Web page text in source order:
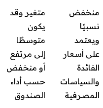
منخفض
نسبيًا
ويعتمد
على أسعار
الفائدة
والسياسات
المصرفية
متغير وقد
يكون
متوسطًا
إلى مرتفع
أو منخفض
حسب أداء
الصندوق